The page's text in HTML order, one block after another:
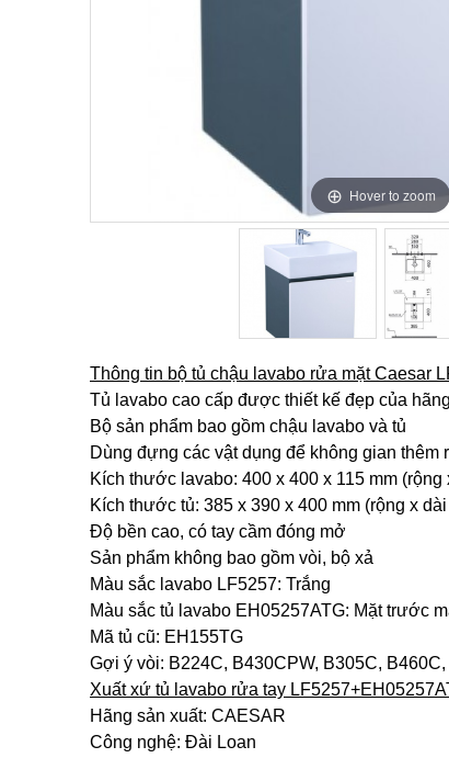
Hover to zoom
Hover to zoom
Thông tin bộ tủ chậu lavabo rửa mặt Caesar
Tủ lavabo cao cấp được thiết kế đẹp của
Bộ sản phẩm bao gồm chậu lavabo và tủ
Dùng đựng các vật dụng để không gian thêm
Kích thước lavabo: 400 x 400 x 115 mm
Kích thước tủ: 385 x 390 x 400 mm (rộng x
Độ bền cao, có tay cầm đóng mở
Sản phẩm không bao gồm vòi, bộ xả
Màu sắc lavabo LF5257: Trắng
Màu sắc tủ lavabo EH05257ATG: Mặt trước
Mã tủ cũ: EH155TG
Gợi ý vòi: B224C, B430CPW, B305C,
Xuất xứ tủ lavabo rửa tay
Hãng sản xuất: CAESAR
Công nghệ: Đài Loan